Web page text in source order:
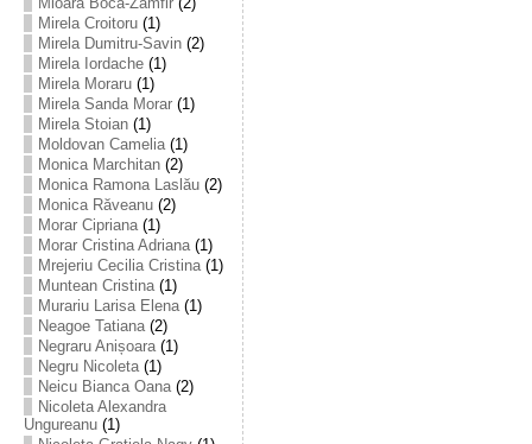
Mirela Croitoru(1)
Mirela Dumitru-Savin(2)
Mirela Iordache(1)
Mirela Moraru(1)
Mirela Sanda Morar(1)
Mirela Stoian(1)
Moldovan Camelia(1)
Monica Marchitan(2)
Monica Ramona Laslău(2)
Monica Răveanu(2)
Morar Cipriana(1)
Morar Cristina Adriana(1)
Mrejeriu Cecilia Cristina(1)
Muntean Cristina(1)
Murariu Larisa Elena(1)
Neagoe Tatiana(2)
Negraru Anișoara(1)
Negru Nicoleta(1)
Neicu Bianca Oana(2)
Nicoleta Alexandra
Ungureanu(1)